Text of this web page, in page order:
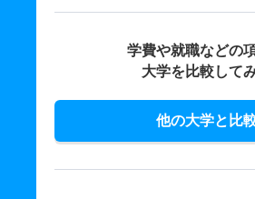
学費や就職などの
大学を比較して
他の大学と比